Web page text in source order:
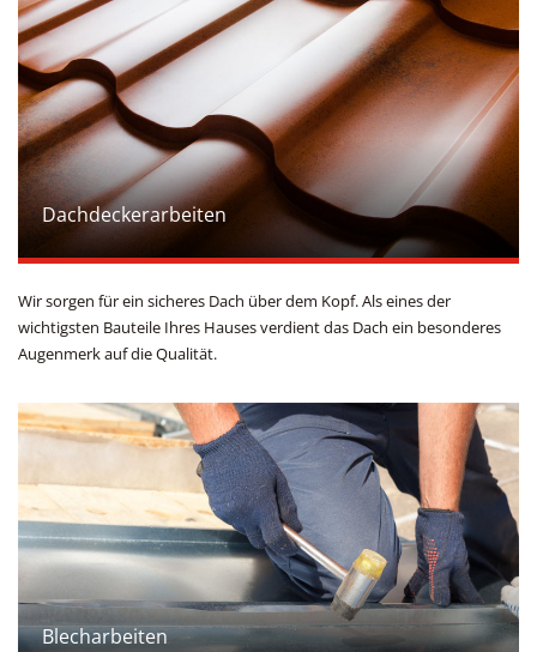
Dachdeckerarbeiten
Wir sorgen für ein sicheres Dach über dem Kopf. Als eines der
wichtigsten Bauteile Ihres Hauses verdient das Dach ein besonderes
Augenmerk auf die Qualität.
Blecharbeiten